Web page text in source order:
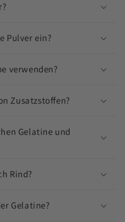
Pulver ein?
verwenden?
Zusatzstoffen?
Gelatine und
Rind?
Gelatine?